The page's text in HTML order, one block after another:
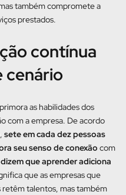
também compromete a
prestados.
contínua
cenário
as habilidades dos
com a empresa. De acordo
sete em cada dez pessoas
seu senso de conexão com
que aprender adiciona
que as empresas que
talentos, mas também